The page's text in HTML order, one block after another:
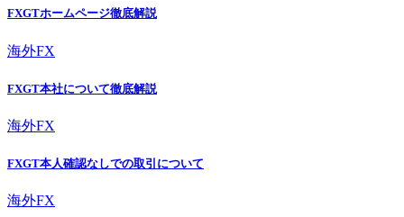
FXGTホームページ徹底解説
海外FX
FXGT本社について徹底解説
海外FX
FXGT本人確認なしでの取引について
海外FX